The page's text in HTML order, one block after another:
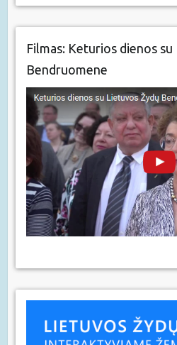
Filmas: Keturios dienos
Bendruomene